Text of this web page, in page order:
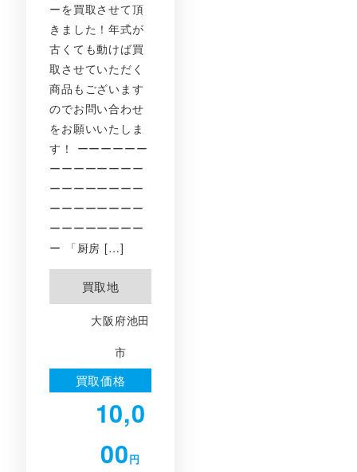
ーを買取させて頂
きました！年式が
古くても動けば買
取させていただく
商品もございます
のでお問い合わせ
をお願いいたしま
す！ ーーーーーー
ーーーーーーーー
ーーーーーーーー
ーーーーーーーー
ーーーーーーーー
ー 「厨房 […]
買取地
大阪府池田
市
買取価格
10,0
00円